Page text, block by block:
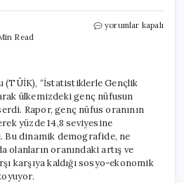
Read
Türkiye’nin
4
Gençten
Biri
Eğitim
ve
İstihdam
Dışında
Kaldı
yorumlar kapalı
“İstatistiklerle Gençlik
ülkemizdeki genç nüfusun
Rapor, genç nüfus oranının
yüzde 14,8 seviyesine
dinamik demografide, ne
olanların oranındaki artış ve
karşıya kaldığı sosyo-ekonomik